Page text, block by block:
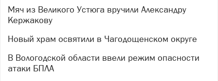
Мяч из Великого Устюга вручили Александру
Кержакову
Новый храм освятили в Чагодощенском округе
В Вологодской области ввели режим опасности
атаки БПЛА